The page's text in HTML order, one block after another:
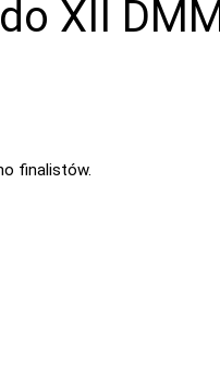
XII DMM
finalistów.